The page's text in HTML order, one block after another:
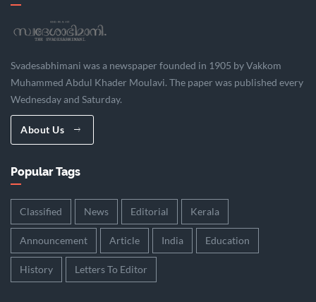
Svadesabhimani was a newspaper founded in 1905 by Vakkom
Muhammed Abdul Khader Moulavi. The paper was published every
Wednesday and Saturday.
About Us
Popular Tags
Classified News Editorial Kerala
Announcement Article India Education
History Letters To Editor